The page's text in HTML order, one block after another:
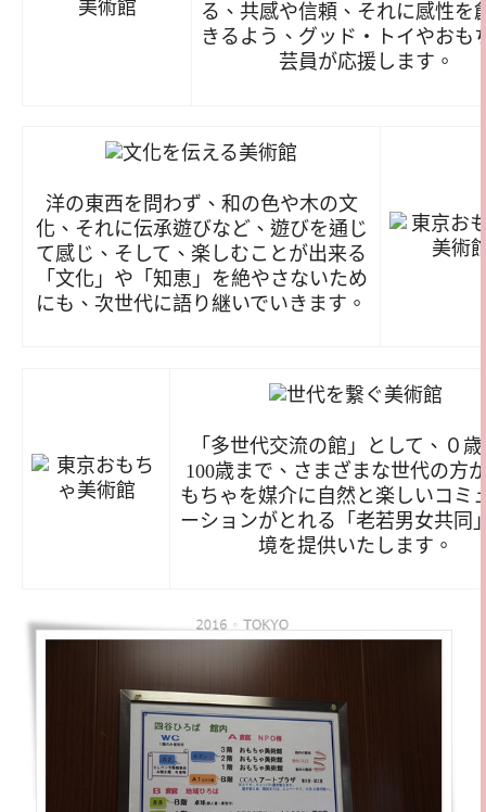
る、共感や信頼、それに感性を
きるよう、グッド・トイやおも
芸員が応援します。
洋の東西を問わず、和の色や木の文
化、それに伝承遊びなど、遊びを通じ
て感じ、そして、楽しむことが出来る
「文化」や「知恵」を絶やさないため
にも、次世代に語り継いでいきます。
「多世代交流の館」として、０
100歳まで、さまざまな世代の方
もちゃを媒介に自然と楽しいコミ
ーションがとれる「老若男女共同
境を提供いたします。